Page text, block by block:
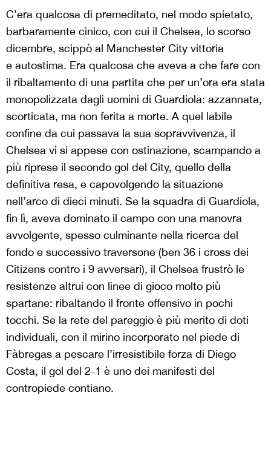
C’era qualcosa di premeditato, nel modo spietato,
barbaramente cinico, con cui il Chelsea, lo scorso
dicembre, scippò al Manchester City vittoria
e autostima. Era qualcosa che aveva a che fare con
il ribaltamento di una partita che per un’ora era stata
monopolizzata dagli uomini di Guardiola: azzannata,
scorticata, ma non ferita a morte. A quel labile
confine da cui passava la sua sopravvivenza, il
Chelsea vi si appese con ostinazione, scampando a
più riprese il secondo gol del City, quello della
definitiva resa, e capovolgendo la situazione
nell’arco di dieci minuti. Se la squadra di Guardiola,
fin lì, aveva dominato il campo con una manovra
avvolgente, spesso culminante nella ricerca del
fondo e successivo traversone (ben 36 i cross dei
Citizens contro i 9 avversari), il Chelsea frustrò le
resistenze altrui con linee di gioco molto più
spartane: ribaltando il fronte offensivo in pochi
tocchi. Se la rete del pareggio è più merito di doti
individuali, con il mirino incorporato nel piede di
Fàbregas a pescare l’irresistibile forza di Diego
Costa, il gol del 2-1 è uno dei manifesti del
contropiede contiano.